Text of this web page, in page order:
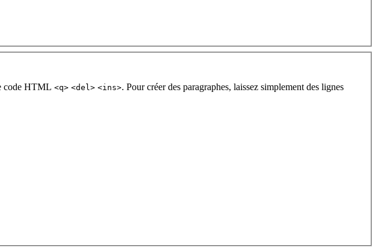
code HTML <q> <del> <ins>. Pour créer des paragraphes, laissez simplement des lignes